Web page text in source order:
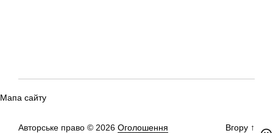
Мапа сайту
Авторське право © 2026 Оголошення
Вгору ↑